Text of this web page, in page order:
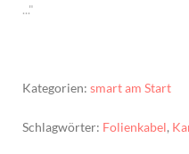
steuern will. Und schnell
wenn ich…
..."
Kategorien: smart am Start
Schlagwörter: Folienkabel,